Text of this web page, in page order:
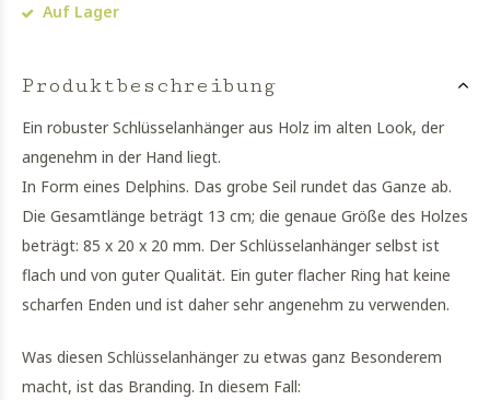
Auf Lager
Produktbeschreibung
Ein robuster Schlüsselanhänger aus Holz im alten Look, der
angenehm in der Hand liegt.
In Form eines Delphins. Das grobe Seil rundet das Ganze ab.
Die Gesamtlänge beträgt 13 cm; die genaue Größe des Holzes
beträgt: 85 x 20 x 20 mm. Der Schlüsselanhänger selbst ist
flach und von guter Qualität. Ein guter flacher Ring hat keine
scharfen Enden und ist daher sehr angenehm zu verwenden.
Was diesen Schlüsselanhänger zu etwas ganz Besonderem
macht, ist das Branding. In diesem Fall: